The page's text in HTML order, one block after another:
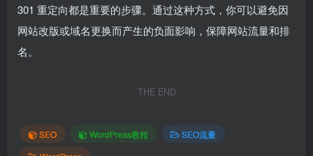
301 重定向都是重要的步骤。通过这种方式，你可以避免因
网站改版或域名更换而产生的负面影响，保障网站流量和排
名。
THE END
SEO WordPress教程
SEO流量